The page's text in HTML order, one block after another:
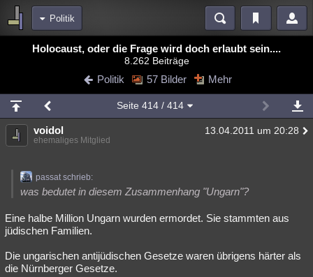
Politik
Bereiche
Blogs Videos
Chat Wiki Neuigkeiten
meine Rubriken
Menschen Mystery Kriminalfälle
Natur Umfragen Unterhaltung
Philosophie Träume
Astronomie Helpdesk Gruppen Gaming Filme
Holocaust, oder die Frage wird doch erlaubt sein....
8.262 Beiträge
Politik 57 Bilder Mehr
Seite 414/ 414
voidol 13.04.2011 um 20:28
ehemaliges Mitglied
passat schrieb:
was bedutet in diesem Zusammenhang "Ungarn"?
Eine halbe Million Ungarn wurden ermordet. Sie stammten aus
jüdischen Familien.
Die ungarischen antijüdischen Gesetze waren übrigens härter als
die Nürnberger Gesetze.